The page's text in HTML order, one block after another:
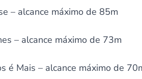
– alcance máximo de 85m
– alcance máximo de 73m
é Mais – alcance máximo de